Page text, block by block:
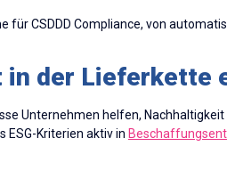
für CSDDD Compliance, von
der Lieferkette
Unternehmen helfen,
ESG-Kriterien aktiv in